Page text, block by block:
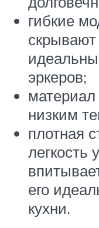
гибкие
скрывают
эркеров;
низким
плотная
легкость
его
кухни.